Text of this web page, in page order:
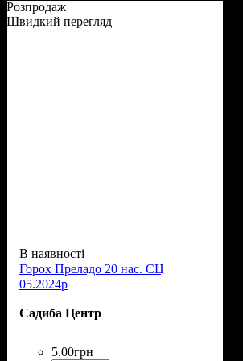
Розпродаж
Швидкий перегляд
В наявності
Горох Преладо 20 нас. СЦ
05.2024р
Садиба Центр
5.00грн